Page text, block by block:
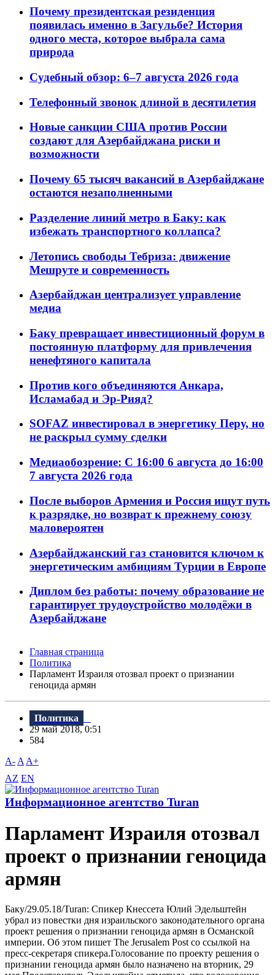
Почему президентская резиденция
появилась именно в Загульбе? История
одного места, которое выбрала сама
природа
Судебный обзор: 6–7 августа 2026 года
Телефонный звонок длиной в десятилетия
Новые санкции США против России
создают для Азербайджана риски и
возможности
Почему 65 тысяч вакансий в Азербайджане
остаются незаполненными
Разделение линий метро в Баку: как
избежать транспортного коллапса?
Летопись свободы Тебриза: движение
Мешруте и современность
Азербайджан централизует управление
медиа
Баку превращает инвестиционный форум в
постоянную платформу для привлечения
ненефтяного капитала
Против кого объединяются Анкара,
Исламабад и Эр-Рияд?
SOFAZ инвестировал в энергетику Перу, но
не раскрыл сумму сделки
Медиаобозрение: С 16:00 6 августа до 16:00
7 августа 2026 года
После выборов Армения и Россия ищут путь
к разрядке, но возврат к прежнему союзу
маловероятен
Азербайджанский газ становится ключом к
энергетическим амбициям Турции в Европе
Диплом без работы: почему образование не
гарантирует трудоустройство молодёжи в
Азербайджане
Главная страница
Политика
Парламент Израиля отозвал проект о признании
геноцида армян
Политика
29 май 2018, 0:51
584
A- A A+
AZ EN
Информационное агентство Turan
Парламент Израиля отозвал
проект о признании геноцида
армян
Баку/29.05.18/Turan: Спикер Кнессета Юлий Эдельштейн
убрал из повестки дня израильского законодательного органа
проект решения о признании геноцида армян в Османской
империи. Об этом пишет The Jerusalem Post со ссылкой на
пресс-секретаря спикера.Голосование по проекту решения о
признании геноцида армян было назначено на вторник, 29